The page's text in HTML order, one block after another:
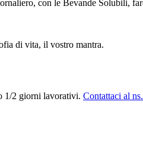
con le Bevande Solubili,
di vita, il vostro mantra.
1/2 giorni lavorativi. Contattaci al